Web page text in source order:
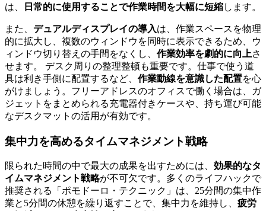
は、
日常的に使用することで作業時間を大幅に短縮します。
また、 デュアルディスプレイの導入は、作業スペースを物理
的に拡大し、複数のウィンドウを同時に表示できるため、ウ
ィンドウ切り替えの手間をなくし、 作業効率を劇的に向上さ
せます。 デスク周りの整理整頓も重要です。仕事で使う道
具は利き手側に配置するなど、 作業動線を意識した配置を心
がけましょう。フリーアドレスのオフィスで働く場合は、ガ
ジェットをまとめられる充電器付きケースや、持ち運び可能
なデスクマットの活用が有効です。
集中力を高めるタイムマネジメント戦略
限られた時間の中で最大の成果を出すためには、 効果的なタ
イムマネジメント戦略が不可欠です。多くのライフハックで
推奨される「ポモドーロ・テクニック」は、25分間の集中作
業と5分間の休憩を繰り返すことで、集中力を維持し、 疲労